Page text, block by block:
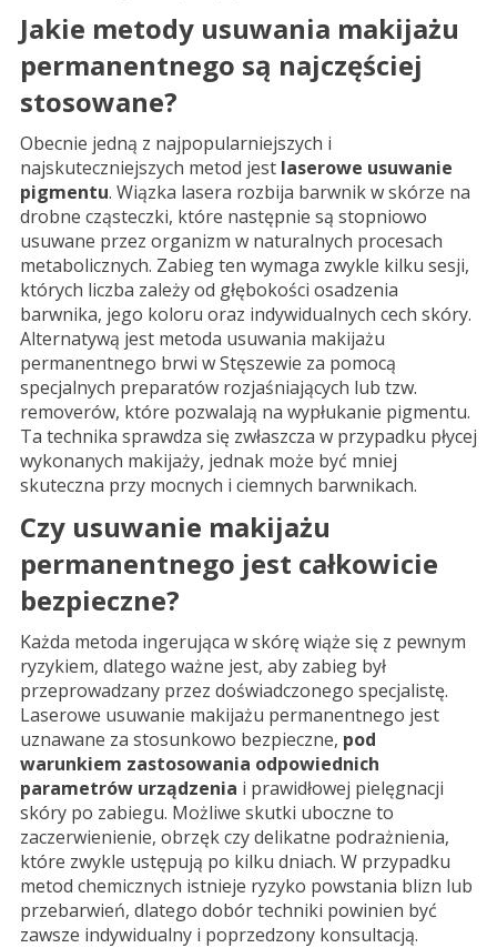
Jakie metody usuwania makijażu
permanentnego są najczęściej
stosowane?
Obecnie jedną z najpopularniejszych i
najskuteczniejszych metod jest laserowe usuwanie
pigmentu. Wiązka lasera rozbija barwnik w skórze na
drobne cząsteczki, które następnie są stopniowo
usuwane przez organizm w naturalnych procesach
metabolicznych. Zabieg ten wymaga zwykle kilku sesji,
których liczba zależy od głębokości osadzenia
barwnika, jego koloru oraz indywidualnych cech skóry.
Alternatywą jest metoda usuwania makijażu
permanentnego brwi w Stęszewie za pomocą
specjalnych preparatów rozjaśniających lub tzw.
removerów, które pozwalają na wypłukanie pigmentu.
Ta technika sprawdza się zwłaszcza w przypadku płycej
wykonanych makijaży, jednak może być mniej
skuteczna przy mocnych i ciemnych barwnikach.
Czy usuwanie makijażu
permanentnego jest całkowicie
bezpieczne?
Każda metoda ingerująca w skórę wiąże się z pewnym
ryzykiem, dlatego ważne jest, aby zabieg był
przeprowadzany przez doświadczonego specjalistę.
Laserowe usuwanie makijażu permanentnego jest
uznawane za stosunkowo bezpieczne, pod
warunkiem zastosowania odpowiednich
parametrów urządzenia i prawidłowej pielęgnacji
skóry po zabiegu. Możliwe skutki uboczne to
zaczerwienienie, obrzęk czy delikatne podrażnienia,
które zwykle ustępują po kilku dniach. W przypadku
metod chemicznych istnieje ryzyko powstania blizn lub
przebarwień, dlatego dobór techniki powinien być
zawsze indywidualny i poprzedzony konsultacją.